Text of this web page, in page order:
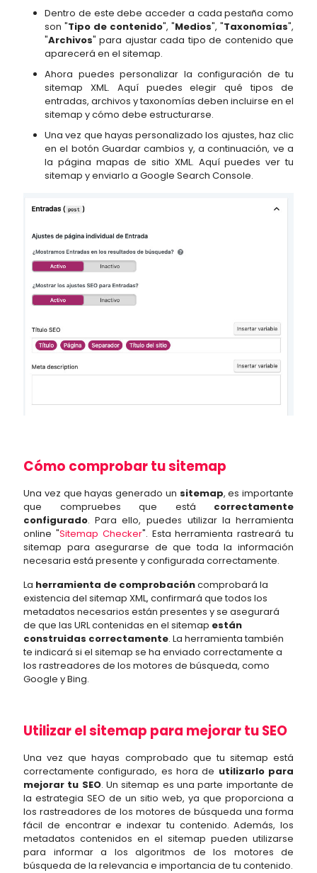
Dentro de este debe acceder a cada pestaña como
son "Tipo de contenido", "Medios", "Taxonomías",
"Archivos" para ajustar cada tipo de contenido que
aparecerá en el sitemap.
Ahora puedes personalizar la configuración de tu
sitemap XML. Aquí puedes elegir qué tipos de
entradas, archivos y taxonomías deben incluirse en el
sitemap y cómo debe estructurarse.
Una vez que hayas personalizado los ajustes, haz clic
en el botón Guardar cambios y, a continuación, ve a
la página mapas de sitio XML. Aquí puedes ver tu
sitemap y enviarlo a Google Search Console.
Cómo comprobar tu sitemap
Una vez que hayas generado un sitemap, es importante
que compruebes que está correctamente
configurado. Para ello, puedes utilizar la herramienta
online "Sitemap Checker". Esta herramienta rastreará tu
sitemap para asegurarse de que toda la información
necesaria está presente y configurada correctamente.
La herramienta de comprobacióncomprobará la
existencia del sitemap XML, confirmará que todos los
metadatos necesarios están presentes y se asegurará
de que las URL contenidas en el sitemap están
construidas correctamente. La herramienta también
te indicará si el sitemap se ha enviado correctamente a
los rastreadores de los motores de búsqueda, como
Google y Bing.
Utilizar el sitemap para mejorar tu SEO
Una vez que hayas comprobado que tu sitemap está
correctamente configurado, es hora de utilizarlo para
mejorar tu SEO. Un sitemap es una parte importante de
la estrategia SEO de un sitio web, ya que proporciona a
los rastreadores de los motores de búsqueda una forma
fácil de encontrar e indexar tu contenido. Además, los
metadatos contenidos en el sitemap pueden utilizarse
para informar a los algoritmos de los motores de
búsqueda de la relevancia e importancia de tu contenido.